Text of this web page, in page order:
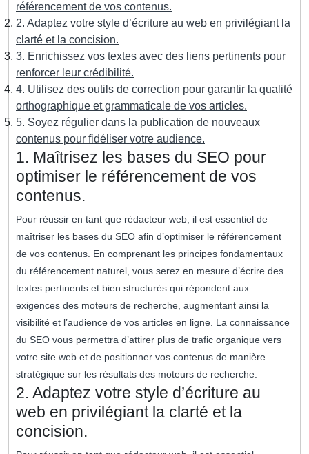
référencement de vos contenus.
2. Adaptez votre style d’écriture au web en privilégiant la
clarté et la concision.
3. Enrichissez vos textes avec des liens pertinents pour
renforcer leur crédibilité.
4. Utilisez des outils de correction pour garantir la qualité
orthographique et grammaticale de vos articles.
5. Soyez régulier dans la publication de nouveaux
contenus pour fidéliser votre audience.
1. Maîtrisez les bases du SEO pour
optimiser le référencement de vos
contenus.
Pour réussir en tant que rédacteur web, il est essentiel de
maîtriser les bases du SEO afin d’optimiser le référencement
de vos contenus. En comprenant les principes fondamentaux
du référencement naturel, vous serez en mesure d’écrire des
textes pertinents et bien structurés qui répondent aux
exigences des moteurs de recherche, augmentant ainsi la
visibilité et l’audience de vos articles en ligne. La connaissance
du SEO vous permettra d’attirer plus de trafic organique vers
votre site web et de positionner vos contenus de manière
stratégique sur les résultats des moteurs de recherche.
2. Adaptez votre style d’écriture au
web en privilégiant la clarté et la
concision.